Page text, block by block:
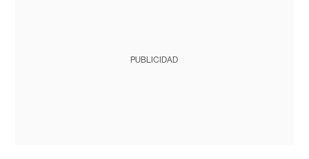
PUBLICIDAD